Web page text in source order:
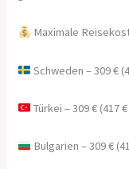
Maximale
Schweden – 309 €
Türkei – 309 € (417
Bulgarien – 309 €